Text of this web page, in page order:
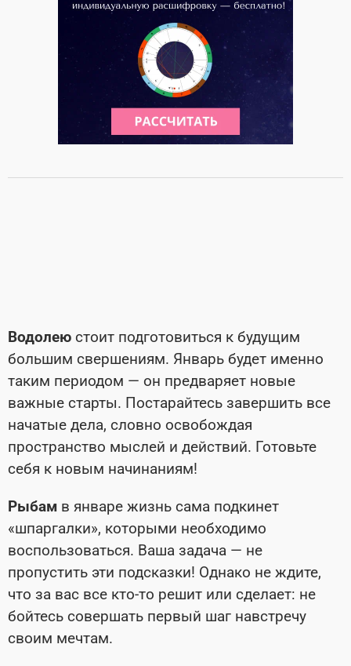
Водолею стоит подготовиться к будущим
большим свершениям. Январь будет именно
таким периодом — он предваряет новые
важные старты. Постарайтесь завершить все
начатые дела, словно освобождая
пространство мыслей и действий. Готовьте
себя к новым начинаниям!
Рыбам в январе жизнь сама подкинет
«шпаргалки», которыми необходимо
воспользоваться. Ваша задача — не
пропустить эти подсказки! Однако не ждите,
что за вас все кто-то решит или сделает: не
бойтесь совершать первый шаг навстречу
своим мечтам.